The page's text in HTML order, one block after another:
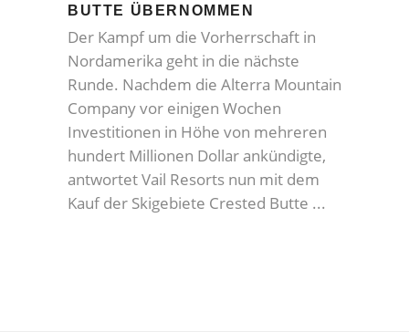
BUTTE ÜBERNOMMEN
Der Kampf um die Vorherrschaft in
Nordamerika geht in die nächste
Runde. Nachdem die Alterra Mountain
Company vor einigen Wochen
Investitionen in Höhe von mehreren
hundert Millionen Dollar ankündigte,
antwortet Vail Resorts nun mit dem
Kauf der Skigebiete Crested Butte